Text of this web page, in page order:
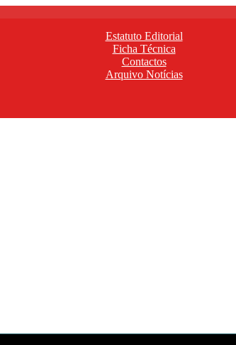
Estatuto Editorial
Ficha Técnica
Contactos
Arquivo Notícias